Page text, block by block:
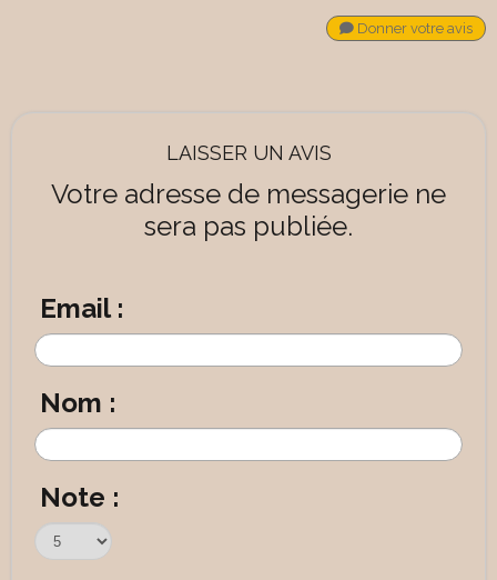
Donner votre avis
LAISSER UN AVIS
Votre adresse de messagerie ne
sera pas publiée.
Email :
Nom :
Note :